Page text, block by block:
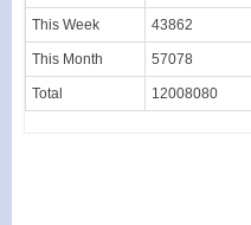
This Week 43862
This Month 57078
Total 12008080